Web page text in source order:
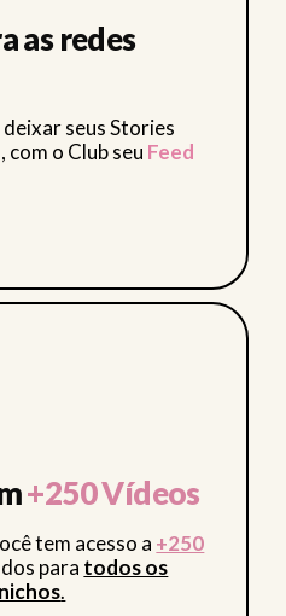
as redes
seus Stories
o Club seu Feed
+250 Vídeos
tem acesso a +250
para todos os
.